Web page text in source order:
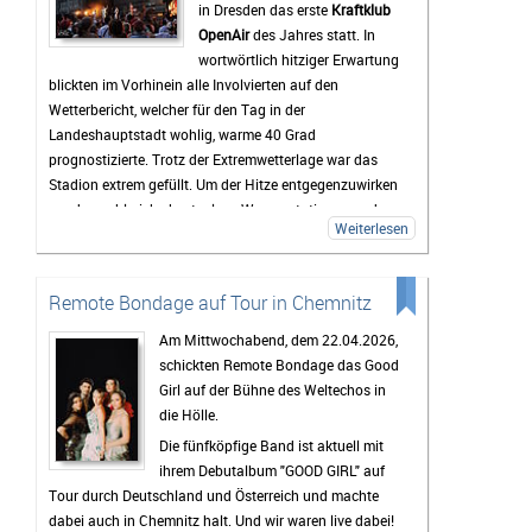
bereits verkauft und die Erwartungen an das
Wochenende sind entsprechend hoch. Wenn das
Wetter mitspielt und die Stimmung so gut wird wie in
den vergangenen Jahren, dürfte das Highfield Festival
2026 wieder zu den Höhepunkten des Festivalsommers
gehören.
in Dresden das erste Kraftklub
OpenAirdes Jahres statt. In
wortwörtlich hitziger Erwartung
blickten im Vorhinein alle Involvierten auf den
Wetterbericht, welcher für den Tag in der
Landeshauptstadt wohlig, warme 40 Grad
prognostizierte. Trotz der Extremwetterlage war das
Stadion extrem gefüllt. Um der Hitze entgegenzuwirken
wurden zahlreiche kostenlose Wasserstationen und -
sprinkler installiert, Rettungsdecken ausgegeben und
das Wasser an den Verkaufsständen um 20% reduziert.
zahlreichen Rettungskräfte direkt vor Ort.
Als erster Voract startete der Rapper yung pepp,
welcher mit Sommerkleid und Wassereis die passende
musikalische Untermalung für den sich langsam
nähernden und damit Abkühlung versprechenden
Sonnenuntergang lieferte. Mit seinen 17 Jahren und
seinem FeaturegastKid Kaprikonnte er die Fans, die
sich schon nachmittags in die Stadionsonne trauten,
begeistern.
Weiterlesen
Remote Bondage auf Tour in Chemnitz
Am Mittwochabend, dem 22.04.2026,
schickten Remote Bondage das Good
Girl auf der Bühne des Weltechos in
die Hölle.
Die fünfköpfige Band ist aktuell mit
ihrem Debutalbum "GOOD GIRL" auf
Tour durch Deutschland und Österreich und machte
dabei auch in Chemnitz halt. Und wir waren live dabei!